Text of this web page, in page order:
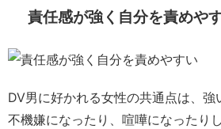
責任感が強く自分を責めや
DV男に好かれる女性の共通点は、
不機嫌になったり、喧嘩になったり